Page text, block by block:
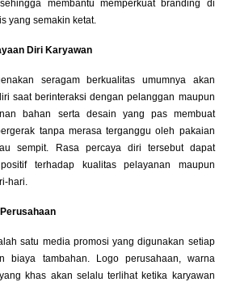
membantu memperkuat branding di
yang semakin ketat.
Diri Karyawan
seragam berkualitas umumnya akan
saat berinteraksi dengan pelanggan maupun
bahan serta desain yang pas membuat
tanpa merasa terganggu oleh pakaian
sempit. Rasa percaya diri tersebut dapat
terhadap kualitas pelayanan maupun
hari.
satu media promosi yang digunakan setiap
biaya tambahan. Logo perusahaan, warna
khas akan selalu terlihat ketika karyawan